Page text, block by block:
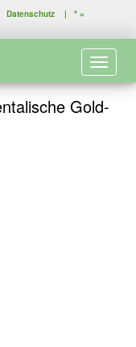
Datenschutz | * =
Gold-